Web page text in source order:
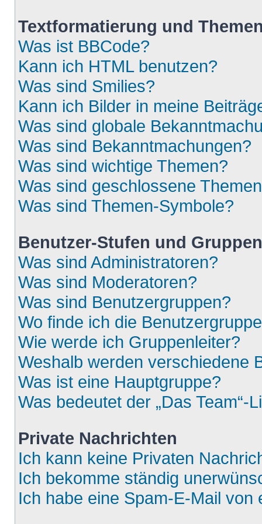
Textformatierung und
Was ist BBCode?
Kann ich HTML benutzen?
Was sind Smilies?
Kann ich Bilder in meine
Was sind globale
Was sind Bekanntmachungen?
Was sind wichtige Themen?
Was sind geschlossene
Was sind Themen-Symbole?
Benutzer-Stufen und Gruppen
Was sind Administratoren?
Was sind Moderatoren?
Was sind Benutzergruppen?
Wo finde ich die
Wie werde ich Gruppenleiter?
Weshalb werden verschiedene
Was ist eine Hauptgruppe?
Was bedeutet der „Das Team“-
Private Nachrichten
Ich kann keine Privaten
Ich bekomme ständig
Ich habe eine Spam-E-Mail